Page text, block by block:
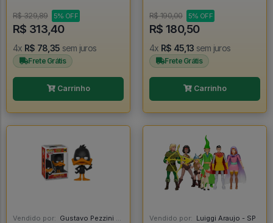
R$ 329,89 5% OFF
R$ 313,40
4x R$ 78,35 sem juros
Frete Grátis
Carrinho
R$ 190,00 5% OFF
R$ 180,50
4x R$ 45,13 sem juros
Frete Grátis
Carrinho
Vendido por: Gustavo Pezzini - MG Vendido por: Luiggi Araujo - SP